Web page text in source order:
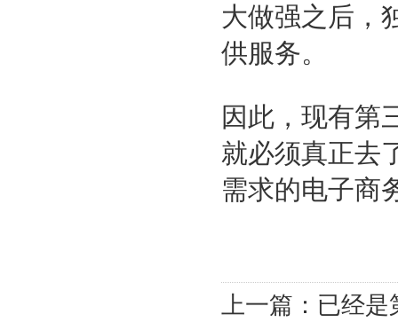
大做强之后，
供服务。
因此，现有第
就必须真正去
需求的电子商
上一篇： 已经是